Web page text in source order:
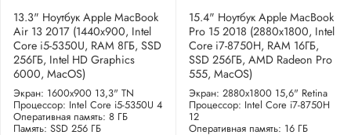
13.3" Ноутбук Apple MacBook
Air 13 2017 (1440x900, Intel
Core i5-5350U, RAM 8ГБ, SSD
256ГБ, Intel HD Graphics
6000, MacOS)
Экран: 1600x900 13,3" TN
Процессор: Intel Core i5-5350U 4
Оперативная память: 8 ГБ
Память: SSD 256 ГБ
15.4" Ноутбук Apple MacBook
Pro 15 2018 (2880x1800, Intel
Core i7-8750H, RAM 16ГБ,
SSD 256ГБ, AMD Radeon Pro
555, MacOS)
Экран: 2880x1800 15,6" Retina
Процессор: Intel Core i7-8750H
12
Оперативная память: 16 ГБ